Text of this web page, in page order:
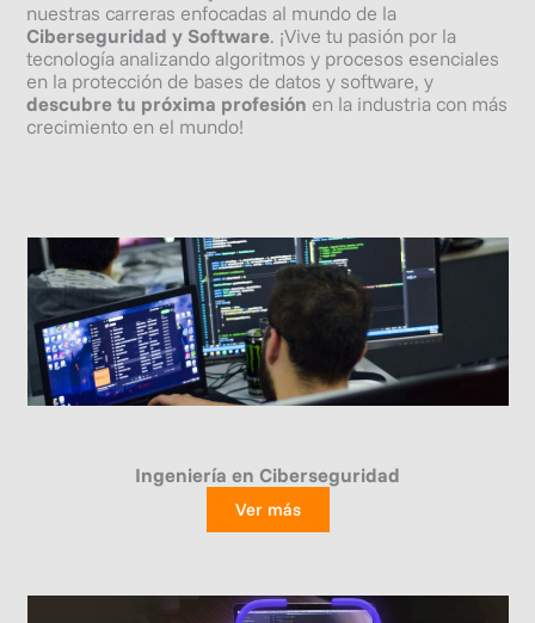
nuestras carreras enfocadas al mundo de la
Ciberseguridad y Software. ¡Vive tu pasión por la
tecnología analizando algoritmos y procesos esenciales
en la protección de bases de datos y software, y
descubre tu próxima profesión en la industria con más
crecimiento en el mundo!
Ingeniería en Ciberseguridad
Ver más